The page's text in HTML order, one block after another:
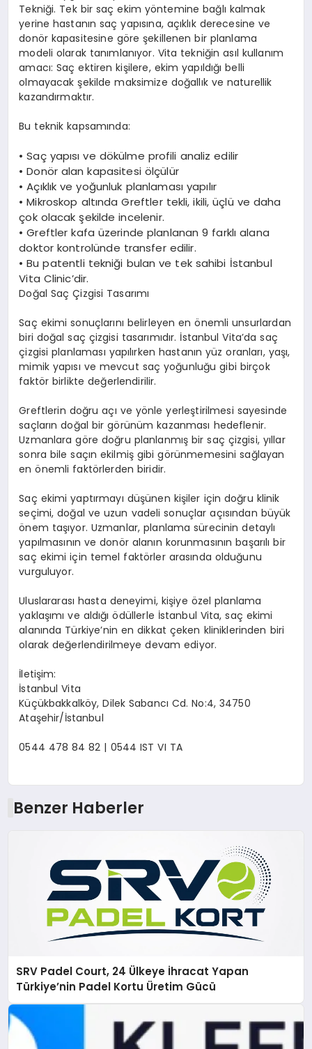
Tekniği. Tek bir saç ekim yöntemine bağlı kalmak
yerine hastanın saç yapısına, açıklık derecesine ve
donör kapasitesine göre şekillenen bir planlama
modeli olarak tanımlanıyor. Vita tekniğin asıl kullanım
amacı: Saç ektiren kişilere, ekim yapıldığı belli
olmayacak şekilde maksimize doğallık ve naturellik
kazandırmaktır.
Bu teknik kapsamında:
•Saç yapısı ve dökülme profili analiz edilir
•Donör alan kapasitesi ölçülür
•Açıklık ve yoğunluk planlaması yapılır
•Mikroskop altında Greftler tekli, ikili, üçlü ve daha
çok olacak şekilde incelenir.
•Greftler kafa üzerinde planlanan 9 farklı alana
doktor kontrolünde transfer edilir.
•Bu patentli tekniği bulan ve tek sahibi İstanbul
Vita Clinic’dir.
Doğal Saç Çizgisi Tasarımı
Saç ekimi sonuçlarını belirleyen en önemli unsurlardan
biri doğal saç çizgisi tasarımıdır. İstanbul Vita’da saç
çizgisi planlaması yapılırken hastanın yüz oranları, yaşı,
mimik yapısı ve mevcut saç yoğunluğu gibi birçok
faktör birlikte değerlendirilir.
Greftlerin doğru açı ve yönle yerleştirilmesi sayesinde
saçların doğal bir görünüm kazanması hedeflenir.
Uzmanlara göre doğru planlanmış bir saç çizgisi, yıllar
sonra bile saçın ekilmiş gibi görünmemesini sağlayan
en önemli faktörlerden biridir.
Saç ekimi yaptırmayı düşünen kişiler için doğru klinik
seçimi, doğal ve uzun vadeli sonuçlar açısından büyük
önem taşıyor. Uzmanlar, planlama sürecinin detaylı
yapılmasının ve donör alanın korunmasının başarılı bir
saç ekimi için temel faktörler arasında olduğunu
vurguluyor.
Uluslararası hasta deneyimi, kişiye özel planlama
yaklaşımı ve aldığı ödüllerle İstanbul Vita, saç ekimi
alanında Türkiye’nin en dikkat çeken kliniklerinden biri
olarak değerlendirilmeye devam ediyor.
İletişim:
İstanbul Vita
Küçükbakkalköy, Dilek Sabancı Cd. No:4, 34750
Ataşehir/İstanbul
0544 478 84 82 | 0544 IST VI TA
Benzer Haberler
SRV Padel Court, 24 Ülkeye İhracat Yapan
Türkiye’nin Padel Kortu Üretim Gücü